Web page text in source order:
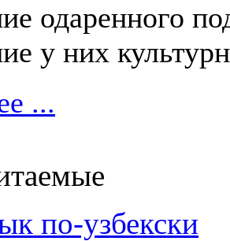
одаренного
у них
...
по-узбекски